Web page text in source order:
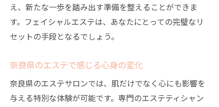
え、新たな一歩を踏み出す準備を整えることができま
す。フェイシャルエステは、あなたにとっての完璧なリ
セットの手段となるでしょう。
奈良県のエステで感じる心身の変化
奈良県のエステサロンでは、肌だけでなく心にも影響を
与える特別な体験が可能です。専門のエステティシャン